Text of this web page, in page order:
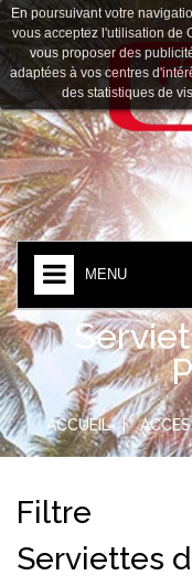
MENU
En poursuivant votre
vous acceptez l'utilisation de
vous proposer des
adaptées à vos centres
des statistiques de
ACCUEIL
Filtre
Serviettes